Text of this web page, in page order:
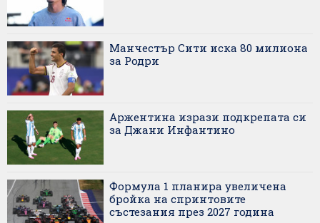
Манчестър Сити иска 80 милиона
за Родри
Аржентина изрази подкрепата си
за Джани Инфантино
Формула 1 планира увеличена
бройка на спринтовите
състезания през 2027 година